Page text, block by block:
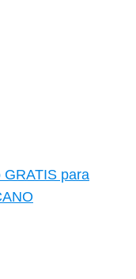
para